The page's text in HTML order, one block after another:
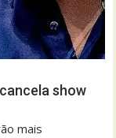
show
mais